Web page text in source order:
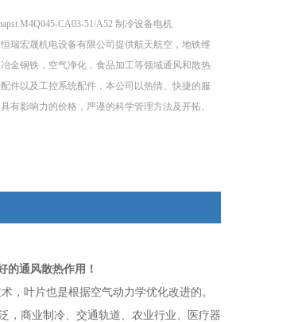
M4Q045-CA03-51/A52 制冷设备电机
瑞宏晟机电设备有限公司提供航天航空，地铁维
金钢铁，空气净化，食品加工等领域通风和散热
件以及工控系统配件，本公司以热情、快捷的服
有影响力的价格，严谨的科学管理方法及开拓、
的通风散热作用！
，叶片也是根据空气动力学优化改进的。
，商业制冷、交通轨道、农业行业、医疗器